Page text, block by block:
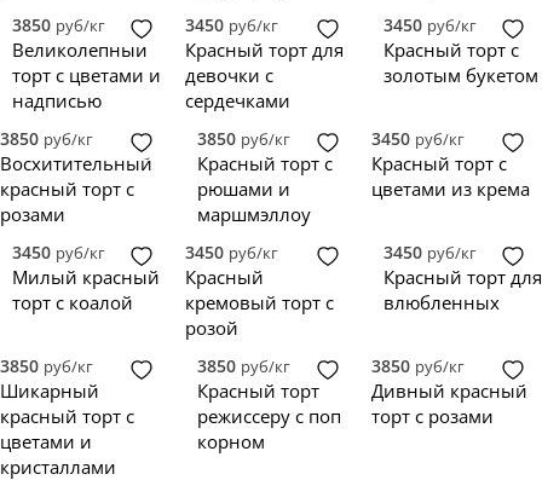
3850 руб/кг
Великолепный
торт с цветами и
надписью
3450 руб/кг
Красный торт для
девочки с
сердечками
3450 руб/кг
Красный торт с
золотым букетом
3850 руб/кг
Восхитительный
красный торт с
розами
3850 руб/кг
Красный торт с
рюшами и
маршмэллоу
3450 руб/кг
Красный торт с
цветами из крема
3450 руб/кг
Милый красный
торт с коалой
3450 руб/кг
Красный
кремовый торт с
розой
3450 руб/кг
Красный торт для
влюбленных
3850 руб/кг
Шикарный
красный торт с
цветами и
кристаллами
3850 руб/кг
Красный торт
режиссеру с поп
корном
3850 руб/кг
Дивный красный
торт с розами